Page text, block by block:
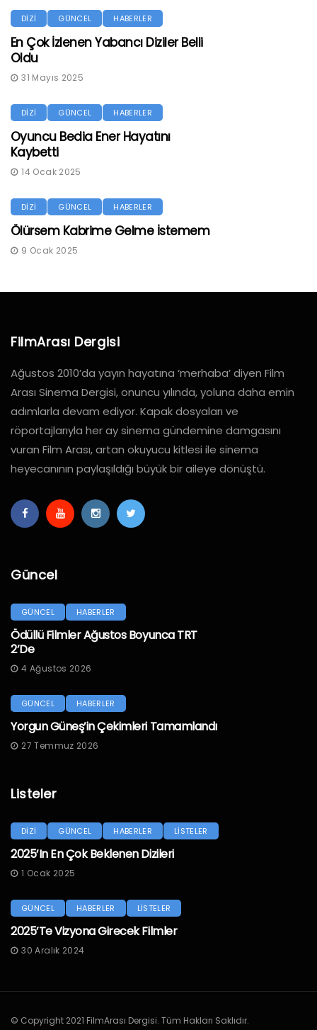
DİZİ GÜNCEL HABERLER
En Çok İzlenen Yabancı Diziler Belli
Oldu
31 Mayıs 2025
DİZİ GÜNCEL HABERLER
Oyuncu Bedia Ener Hayatını
Kaybetti
14 Ocak 2025
DİZİ GÜNCEL HABERLER
Ölürsem Kabrime Gelme İstemem
9 Ocak 2025
FilmArası Dergisi
Ağustos 2010’da yayın hayatına ‘merhaba’ diyen Film
Arası Sinema Dergisi, onuncu yılında, yoluna daha emin
adımlarla devam ediyor. Kapak dosyaları ve
röportajlarıyla her ay sinema gündemine damgasını
vuran Film Arası, artan okuyucu kitlesi ile sinema
heyecanının paylaşıldığı büyük bir aileye dönüştü.
Güncel
GÜNCEL HABERLER
Ödüllü Filmler Ağustos Boyunca TRT
2’de
4 Ağustos 2026
GÜNCEL HABERLER
Yorgun Güneş’in Çekimleri Tamamlandı
27 Temmuz 2026
Listeler
DİZİ GÜNCEL HABERLER LİSTELER
2025’in En Çok Beklenen Dizileri
1 Ocak 2025
GÜNCEL HABERLER LİSTELER
2025’te Vizyona Girecek Filmler
30 Aralık 2024
© Copyright 2021 FilmArası Dergisi. Tüm Hakları Saklıdır.